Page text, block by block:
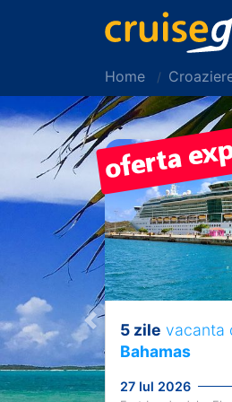
Home
Previous
5 zile vacanta
Bahamas
27 Iul 2026